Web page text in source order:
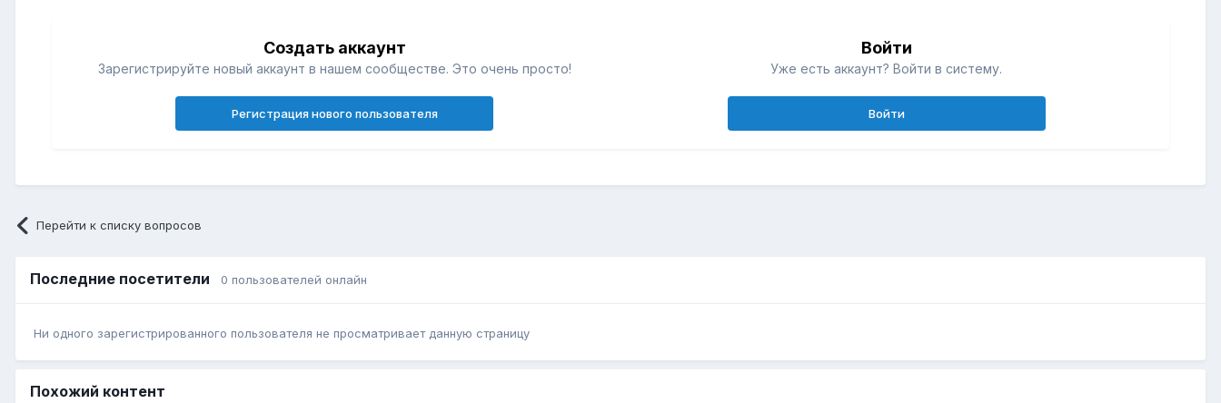
Создать аккаунт
Зарегистрируйте новый аккаунт в нашем сообществе. Это очень просто!
Регистрация нового пользователя
Войти
Уже есть аккаунт? Войти в систему.
Войти
Перейти к списку вопросов
Последние посетители 0 пользователей онлайн
Ни одного зарегистрированного пользователя не просматривает данную страницу
Похожий контент